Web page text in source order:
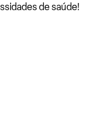
de saúde!